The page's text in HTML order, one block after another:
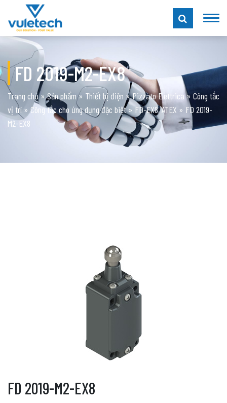
FD 2019-M2-EX8
Trang chủ»Sản phẩm» Thiết bị điện »Pizzato Elettrica» Công tắc
vị trí »Công tắc cho ứng dụng đặc biệt»FD-EX8, ATEX » FD 2019-
M2-EX8
FD 2019-M2-EX8